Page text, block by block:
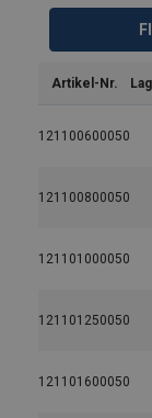
Artikel-Nr.
121100600050
121100800050
121101000050
121101250050
121101600050